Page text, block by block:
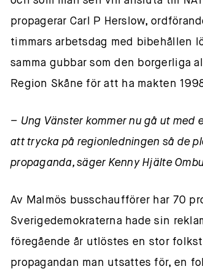
propagerar Carl P Herslow,
timmars arbetsdag med bibehållen
samma gubbar som den borgerliga
Region Skåne för att ha makten
– Ung Vänster kommer nu gå ut
att trycka på regionledningen så de
propaganda, säger Kenny Hjälte
Av Malmös busschaufförer har 70
Sverigedemokraterna hade sin
föregående år utlöstes en stor
propagandan man utsattes för, en